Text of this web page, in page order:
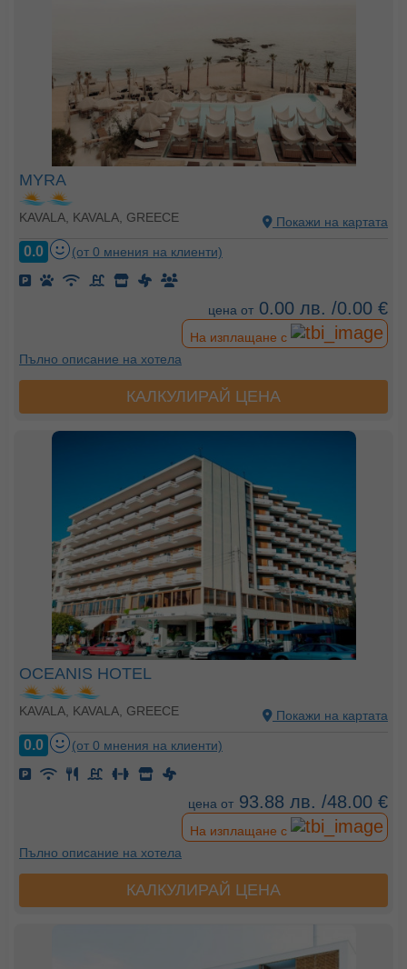
MYRA
KAVALA, KAVALA, GREECE Покажи на картата
0.0 (от 0 мнения на клиенти)
цена от 0.00 лв. /0.00 €
На изплащане с
Пълно описание на хотела
КАЛКУЛИРАЙ ЦЕНА
OCEANIS HOTEL
KAVALA, KAVALA, GREECE Покажи на картата
0.0 (от 0 мнения на клиенти)
цена от 93.88 лв. /48.00 €
На изплащане с
Пълно описание на хотела
КАЛКУЛИРАЙ ЦЕНА